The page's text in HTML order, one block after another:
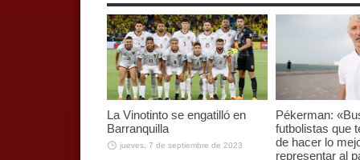
La Vinotinto se engatilló en
Barranquilla
jueves, 7 de septiembre de 2023
Pékerman:
futbolistas que
de hacer lo
representar al